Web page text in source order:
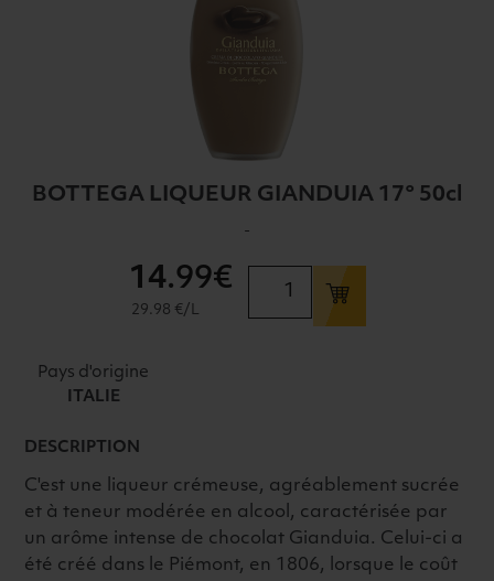
BOTTEGA LIQUEUR GIANDUIA 17° 50cl
-
BOTTEGA
14.99€
29.98 €/L
Pays d'origine
ITALIE
DESCRIPTION
C'est une liqueur crémeuse, agréablement sucrée
et à teneur modérée en alcool, caractérisée par
un arôme intense de chocolat Gianduia. Celui-ci a
été créé dans le Piémont, en 1806, lorsque le coût